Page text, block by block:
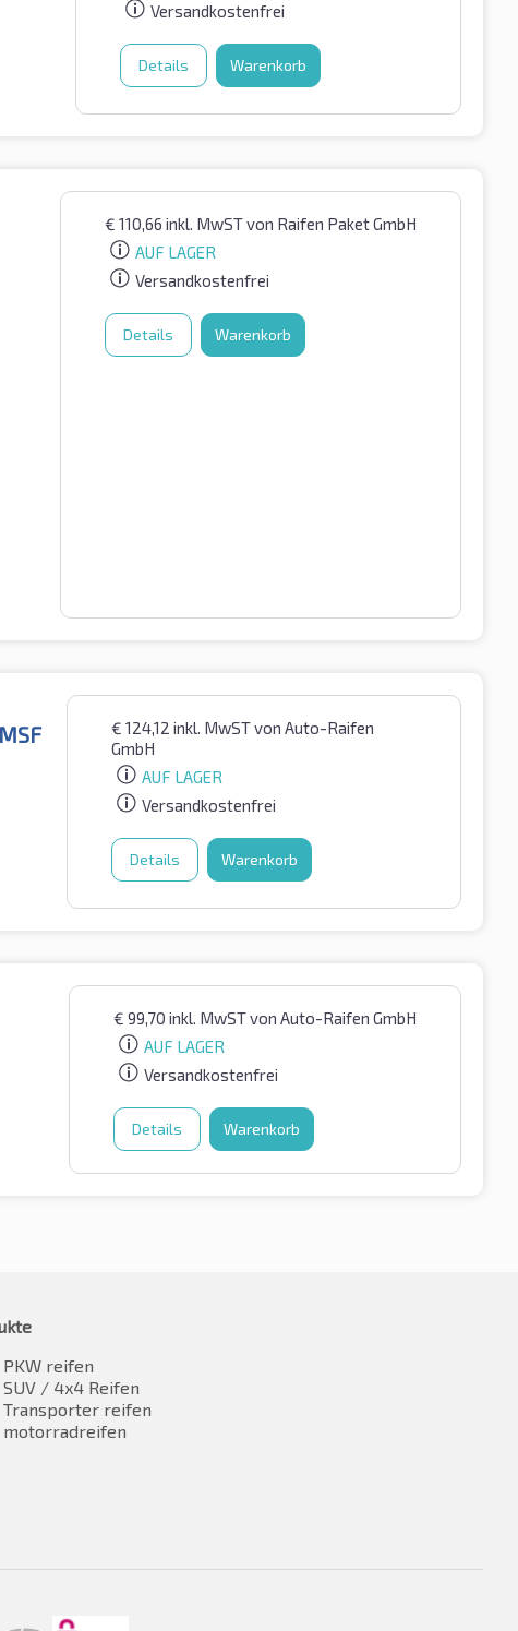
Versandkostenfrei
Details Warenkorb
€ 110,66 inkl. MwSTvon Raifen Paket GmbH
AUF LAGER
Versandkostenfrei
Details Warenkorb
€ 124,12 inkl. MwSTvon Auto-Raifen
GmbH
AUF LAGER
Versandkostenfrei
Details Warenkorb
€ 99,70 inkl. MwSTvon Auto-Raifen GmbH
AUF LAGER
Versandkostenfrei
Details Warenkorb
PKW reifen
SUV / 4x4 Reifen
Transporter reifen
motorradreifen